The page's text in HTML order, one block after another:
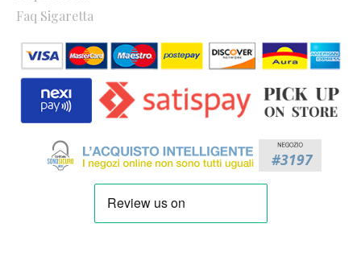
Faq Sigaretta